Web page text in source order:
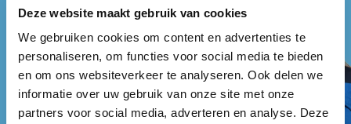
Deze website maakt gebruik van cookies
We gebruiken cookies om content en advertenties te
personaliseren, om functies voor social media te bieden
en om ons websiteverkeer te analyseren. Ook delen we
informatie over uw gebruik van onze site met onze
partners voor social media, adverteren en analyse. Deze